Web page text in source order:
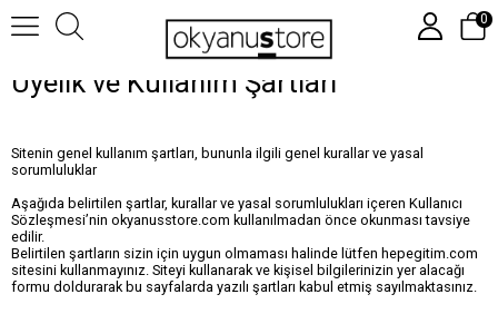
0
Üyelik ve Kullanım Şartları
Sitenin genel kullanım şartları, bununla ilgili genel kurallar ve yasal
sorumluluklar
Aşağıda belirtilen şartlar, kurallar ve yasal sorumlulukları içeren Kullanıcı
Sözleşmesi’nin okyanusstore.com kullanılmadan önce okunması tavsiye
edilir.
Belirtilen şartların sizin için uygun olmaması halinde lütfen hepegitim.com
sitesini kullanmayınız. Siteyi kullanarak ve kişisel bilgilerinizin yer alacağı
formu doldurarak bu sayfalarda yazılı şartları kabul etmiş sayılmaktasınız.